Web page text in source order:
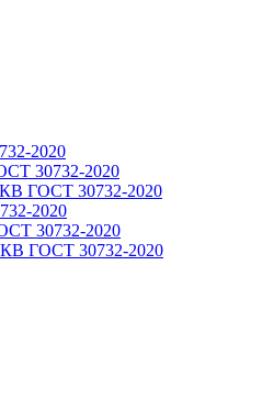
2020
30732-2020
ГОСТ 30732-2020
2020
30732-2020
ГОСТ 30732-2020